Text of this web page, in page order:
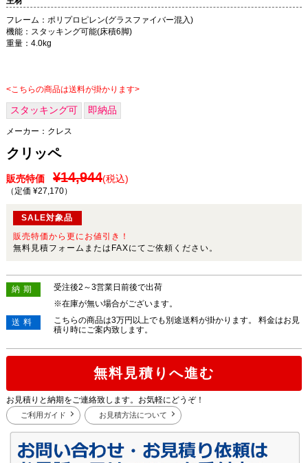
フレーム：ポリプロピレン(グラスファイバー混入)
機能：スタッキング可能(床積6脚)
重量：4.0kg
<こちらの商品は送料が掛かります>
スタッキング可 即納品
メーカー： クレス
クリッペ
販売特価 ¥14,944(税込)
（定価 ¥27,170）
SALE対象品
販売特価から更にお値引き！
無料見積フォームまたはFAXにてご依頼ください。
納期
受注後2～3営業日前後で出荷
※在庫が無い場合がございます。
送料
こちらの商品は3万円以上でも別途送料が掛かります。 料金はお見
積り時にご案内致します。
無料見積りへ進む
お見積りと納期をご連絡致します。お気軽にどうぞ！
ご利用ガイド お見積方法について